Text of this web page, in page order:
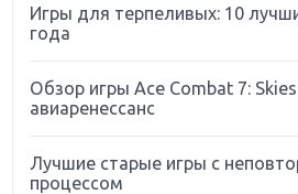
Игры для терпеливых: 10
года
Обзор игры Ace Combat 7:
авиаренессанс
Лучшие старые игры с
процессом